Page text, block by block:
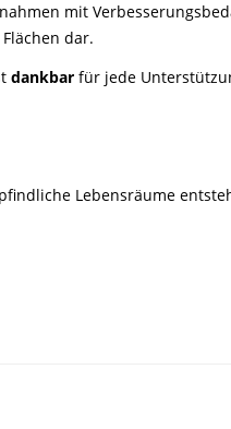
mit
dar.
dankbar für jede
Lebensräume